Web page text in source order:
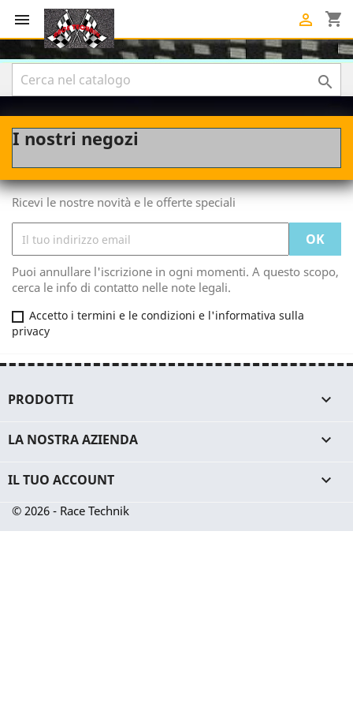
 shopping_cart


I nostri negozi
Ricevi le nostre novità e le offerte speciali
Puoi annullare l'iscrizione in ogni momenti. A questo scopo,
cerca le info di contatto nelle note legali.
Accetto i termini e le condizioni e l'informativa sulla
privacy
PRODOTTI 
LA NOSTRA AZIENDA 
IL TUO ACCOUNT 
© 2026 - Race Technik